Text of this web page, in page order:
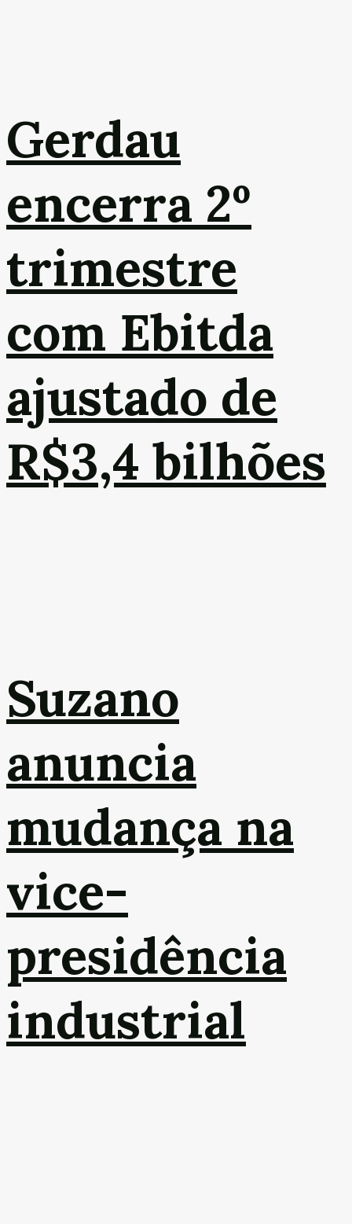
Gerdau
encerra 2º
trimestre
com Ebitda
ajustado de
R$3,4 bilhões
Suzano
anuncia
mudança na
vice-
presidência
industrial